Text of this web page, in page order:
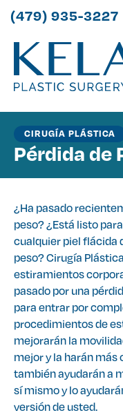
(479) 935-3227
CIRUGÍA PLÁSTICA
Pérdida de
¿Ha pasado
peso? ¿Está listo
cualquier piel flácida
peso? Cirugía
estiramientos
pasado por una
para entrar por
procedimientos de
mejorarán la
mejor y la harán más
también ayudarán a
sí mismo y lo
versión de usted.